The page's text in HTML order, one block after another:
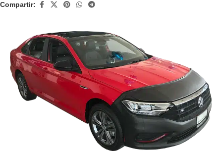
Compartir: